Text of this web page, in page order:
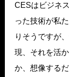
CESはビジネ
った技術が私
りそうですが
現、それを活
か、想像する